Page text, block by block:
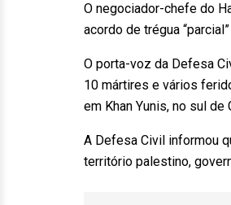
O negociador-chefe do
acordo de trégua
O porta-voz da Defesa
10 mártires e vários
em Khan Yunis, no sul de
A Defesa Civil informou
território palestino,